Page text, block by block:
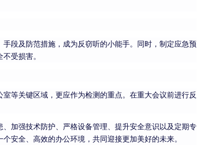
段及防范措施，成为反窃听的小能手。同时，制定应急预
受损害。
等关键区域，更应作为检测的重点。在重大会议前进行反
加强技术防护、严格设备管理、提升安全意识以及定期专
安全、高效的办公环境，共同迎接更加美好的未来。